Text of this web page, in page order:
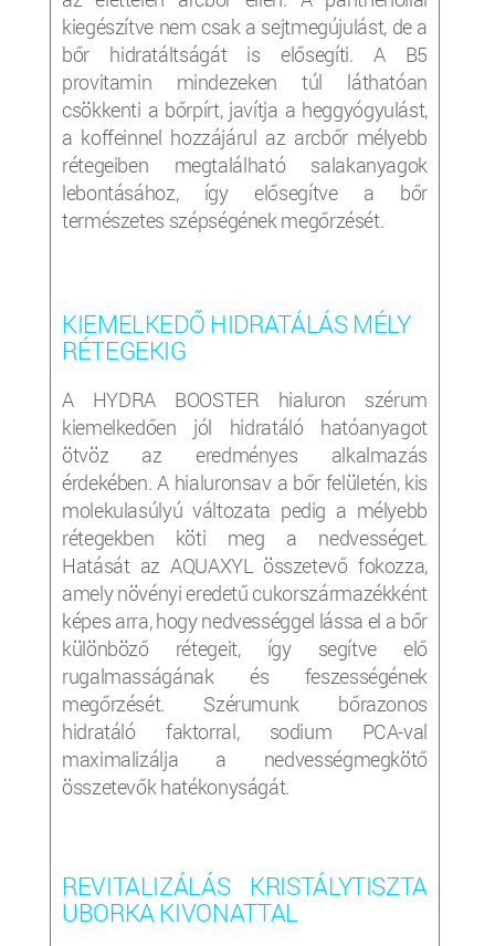
kiegészítve nem csak a sejtmegújulást, de a
bőr hidratáltságát is elősegíti. A B5
provitamin mindezeken túl láthatóan
csökkenti a bőrpírt, javítja a heggyógyulást,
a koffeinnel hozzájárul az arcbőr mélyebb
rétegeiben megtalálható salakanyagok
lebontásához, így elősegítve a bőr
természetes szépségének megőrzését.
KIEMELKEDŐ HIDRATÁLÁS MÉLY
RÉTEGEKIG
A HYDRA BOOSTER hialuron szérum
kiemelkedően jól hidratáló hatóanyagot
ötvöz az eredményes alkalmazás
érdekében. A hialuronsav a bőr felületén, kis
molekulasúlyú változata pedig a mélyebb
rétegekben köti meg a nedvességet.
Hatását az AQUAXYL összetevő fokozza,
amely növényi eredetű cukorszármazékként
képes arra, hogy nedvességgel lássa el a bőr
különböző rétegeit, így segítve elő
rugalmasságának és feszességének
megőrzését. Szérumunk bőrazonos
hidratáló faktorral, sodium PCA-val
maximalizálja a nedvességmegkötő
összetevők hatékonyságát.
REVITALIZÁLÁS KRISTÁLYTISZTA
UBORKA KIVONATTAL